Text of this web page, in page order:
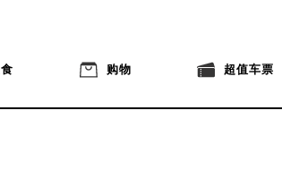
购物 超值车票